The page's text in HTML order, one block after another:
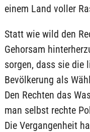
einem Land voller
Statt wie wild den
Gehorsam
sorgen, dass sie die
Bevölkerung als
Den Rechten das
man selbst rechte
Die Vergangenheit